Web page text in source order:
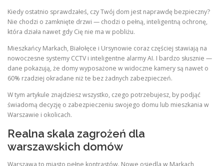
Kiedy ostatnio sprawdzałeś, czy Twój dom jest naprawdę bezpieczny?
Nie chodzi o zamknięte drzwi — chodzi o pełną, inteligentną ochronę,
która działa nawet gdy Cię nie ma w pobliżu.
Mieszkańcy Markach, Białołęce i Ursynowie coraz częściej stawiają na
nowoczesne systemy CCTV i inteligentne alarmy AI. I bardzo słusznie —
dane pokazują, że domy wyposażone w widoczne kamery są nawet o
60% rzadziej okradane niż te bez żadnych zabezpieczeń.
W tym artykule znajdziesz wszystko, czego potrzebujesz, by podjąć
świadomą decyzję o zabezpieczeniu swojego domu lub mieszkania w
Warszawie i okolicach.
Realna skala zagrożeń dla
warszawskich domów
Warszawa to miasto pełne kontrastów. Nowe osiedla w Markach